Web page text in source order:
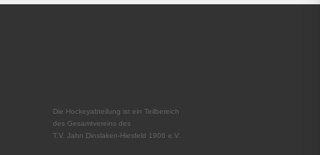
Die Hockeyabteilung ist ein Teilbereich
des Gesamtvereins des
T.V. Jahn Dinslaken-Hiesfeld 1906 e.V.